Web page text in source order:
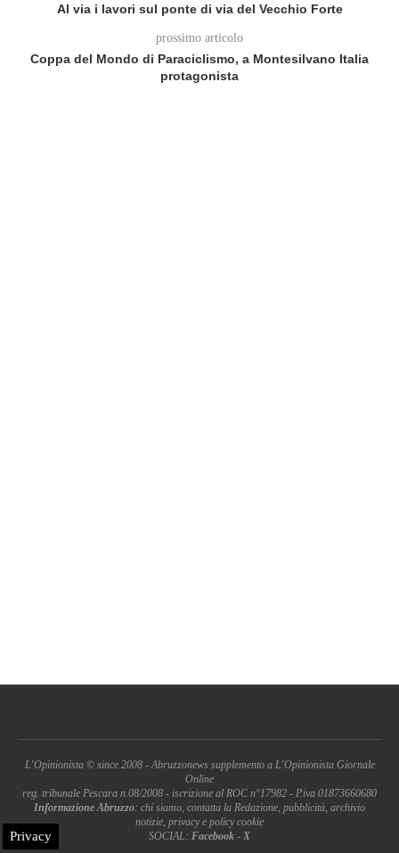
Al via i lavori sul ponte di via del Vecchio Forte
prossimo articolo
Coppa del Mondo di Paraciclismo, a Montesilvano Italia
protagonista
L'Opinionista © since 2008 - Abruzzonews supplemento a L'Opinionista Giornale
Online
reg. tribunale Pescara n.08/2008 - iscrizione al ROC n°17982 - P.iva 01873660680
Informazione Abruzzo: chi siamo, contatta la Redazione, pubblicità, archivio
notizie, privacy e policy cookie
SOCIAL: Facebook - X
Privacy